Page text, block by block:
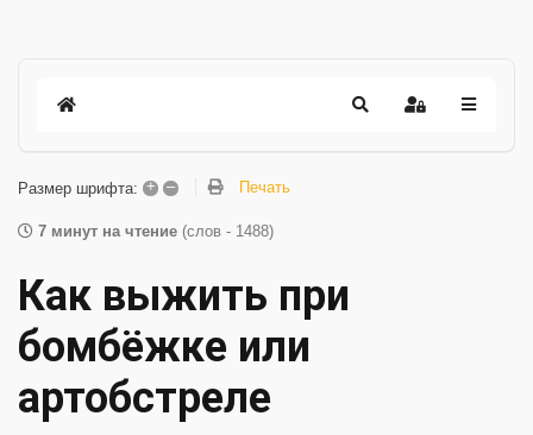
Размер шрифта: + – Печать
7 минут на чтение (слов - 1488)
Как выжить при
бомбёжке или
артобстреле